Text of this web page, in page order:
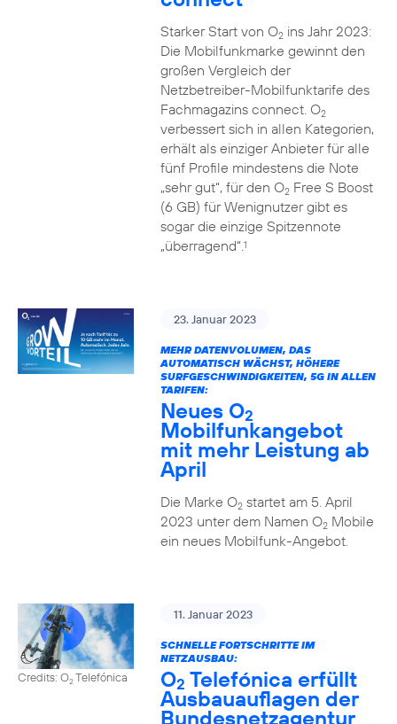
Starker Start von O2ins Jahr 2023:
Die Mobilfunkmarke gewinnt den
großen Vergleich der
Netzbetreiber-Mobilfunktarife des
Fachmagazins connect. O2
verbessert sich in allen Kategorien,
erhält als einziger Anbieter für alle
fünf Profile mindestens die Note
„sehr gut“, für den O2Free S Boost
(6 GB) für Wenignutzer gibt es
sogar die einzige Spitzennote
„überragend“.1
23. Januar 2023
MEHR DATENVOLUMEN, DAS
AUTOMATISCH WÄCHST, HÖHERE
SURFGESCHWINDIGKEITEN, 5G IN ALLEN
TARIFEN:
Neues O2
Mobilfunkangebot
mit mehr Leistung ab
April
Die Marke O2startet am 5. April
2023 unter dem Namen O2Mobile
ein neues Mobilfunk-Angebot.
Credits: O2Telefónica
11. Januar 2023
SCHNELLE FORTSCHRITTE IM
NETZAUSBAU:
O2 Telefónica erfüllt
Ausbauauflagen der
Bundesnetzagentur